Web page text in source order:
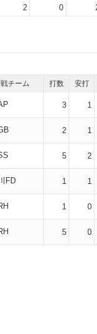
2 0
チーム 打数 安打
3 1
2 1
5 2
FD 1 1
1 0
5 0